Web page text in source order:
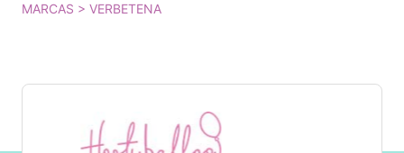
MARCAS > VERBETENA